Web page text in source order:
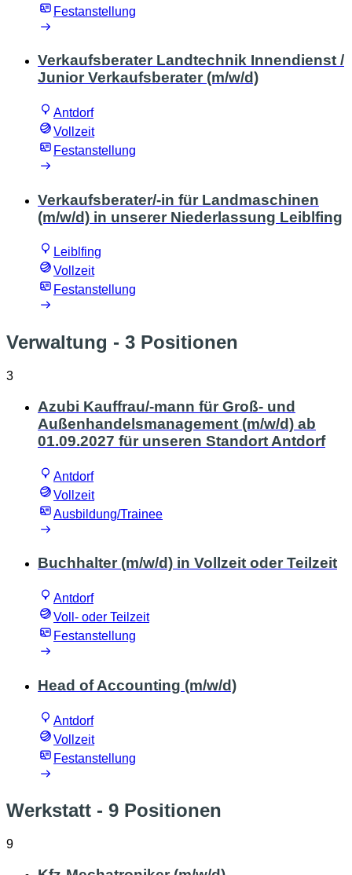
Festanstellung
Verkaufsberater Landtechnik Innendienst /
Junior Verkaufsberater (m/w/d)
Antdorf
Vollzeit
Festanstellung
Verkaufsberater/-in für Landmaschinen
(m/w/d) in unserer Niederlassung Leiblfing
Leiblfing
Vollzeit
Festanstellung
Verwaltung - 3 Positionen
3
Azubi Kauffrau/-mann für Groß- und
Außenhandelsmanagement (m/w/d) ab
01.09.2027 für unseren Standort Antdorf
Antdorf
Vollzeit
Ausbildung/Trainee
Buchhalter (m/w/d) in Vollzeit oder Teilzeit
Antdorf
Voll- oder Teilzeit
Festanstellung
Head of Accounting (m/w/d)
Antdorf
Vollzeit
Festanstellung
Werkstatt - 9 Positionen
9